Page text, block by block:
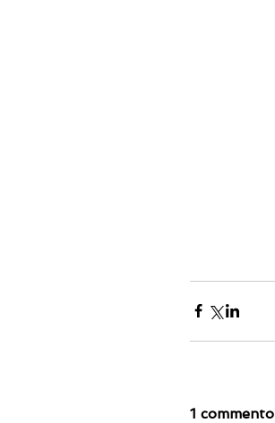
1 commento